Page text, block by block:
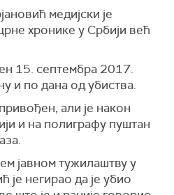
медијски је
хронике у Србији већ
15. септембра 2017.
и по дана од убиства.
али је након
и на полиграфу пуштан
јавном тужилаштву у
је негирао да је убио